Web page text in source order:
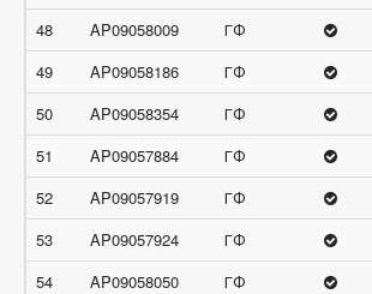
48
AP09058009 ГФ
49
AP09058186 ГФ
50
AP09058354 ГФ
51
AP09057884 ГФ
52
AP09057919 ГФ
53
AP09057924 ГФ
54
AP09058050 ГФ